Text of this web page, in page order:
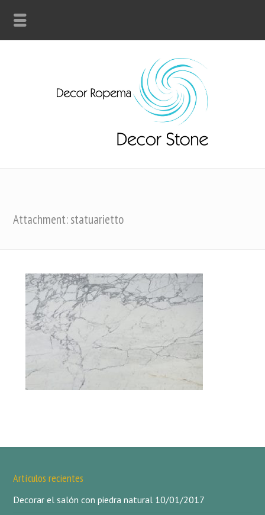
Attachment: statuarietto
Artículos recientes
Decorar el salón con piedra natural 10/01/2017